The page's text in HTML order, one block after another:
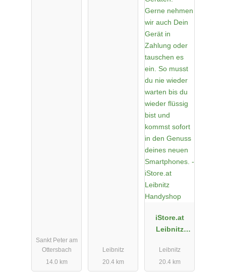
Sankt Peter am
Ottersbach
14.0 km
Leibnitz
20.4 km
iStore.at
Leibnitz
Leibnitz
20.4 km